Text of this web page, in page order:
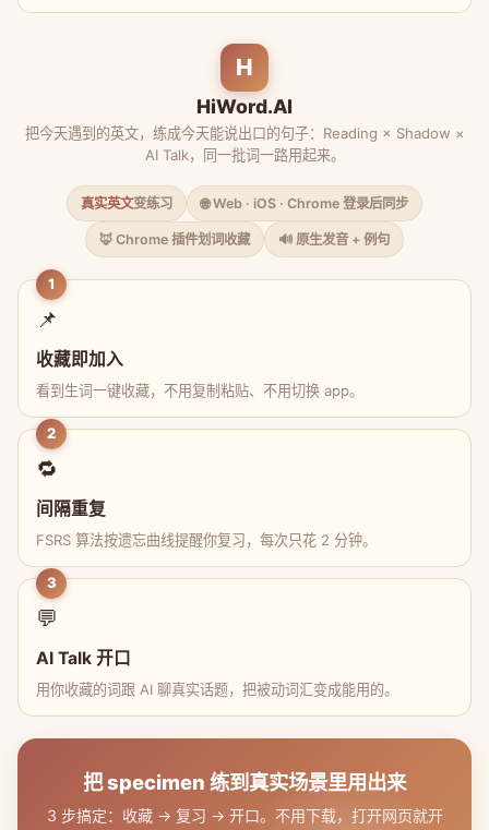
H
HiWord.AI
把今天遇到的英文，练成今天能说出口的句子：Reading × Shadow ×
AI Talk，同一批词一路用起来。
真实英文变练习 🌐 Web · iOS · Chrome 登录后同步
🦊 Chrome 插件划词收藏 🔊 原生发音 + 例句
1
📌
收藏即加入
看到生词一键收藏，不用复制粘贴、不用切换 app。
2
🔁
间隔重复
FSRS 算法按遗忘曲线提醒你复习，每次只花 2 分钟。
3
💬
AI Talk 开口
用你收藏的词跟 AI 聊真实话题，把被动词汇变成能用的。
把 specimen 练到真实场景里用出来
3 步搞定：收藏 → 复习 → 开口。不用下载，打开网页就开